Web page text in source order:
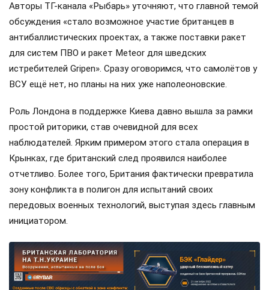
Авторы ТГ-канала «Рыбарь» уточняют, что главной темой
обсуждения «стало возможное участие британцев в
антибаллистических проектах, а также поставки ракет
для систем ПВО и ракет Meteor для шведских
истребителей Gripen». Сразу оговоримся, что самолётов у
ВСУ ещё нет, но планы на них уже наполеоновские.
Роль Лондона в поддержке Киева давно вышла за рамки
простой риторики, став очевидной для всех
наблюдателей. Ярким примером этого стала операция в
Крынках, где британский след проявился наиболее
отчетливо. Более того, Британия фактически превратила
зону конфликта в полигон для испытаний своих
передовых военных технологий, выступая здесь главным
инициатором.